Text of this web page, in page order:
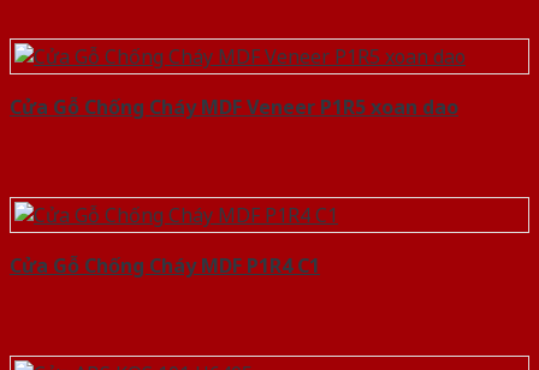
Cửa Gỗ Chống Cháy MDF Veneer P1R5 xoan dao
Cửa Gỗ Chống Cháy MDF P1R4 C1